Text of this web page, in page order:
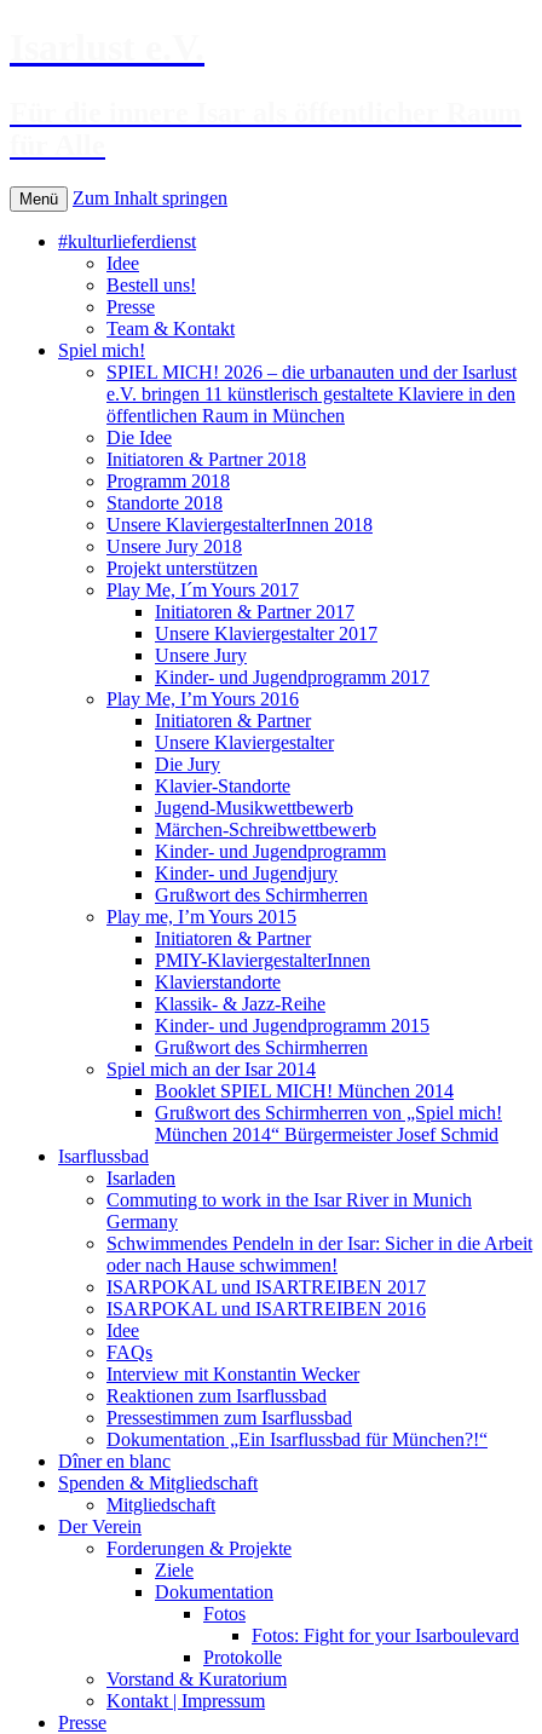
Menü Zum Inhalt springen
#kulturlieferdienst
Idee
Bestell uns!
Presse
Team & Kontakt
Spiel mich!
SPIEL MICH! 2026 – die urbanauten und der Isarlust
e.V. bringen 11 künstlerisch gestaltete Klaviere in den
öffentlichen Raum in München
Die Idee
Initiatoren & Partner 2018
Programm 2018
Standorte 2018
Unsere KlaviergestalterInnen 2018
Unsere Jury 2018
Projekt unterstützen
Play Me, I´m Yours 2017
Initiatoren & Partner 2017
Unsere Klaviergestalter 2017
Unsere Jury
Kinder- und Jugendprogramm 2017
Play Me, I’m Yours 2016
Initiatoren & Partner
Unsere Klaviergestalter
Die Jury
Klavier-Standorte
Jugend-Musikwettbewerb
Märchen-Schreibwettbewerb
Kinder- und Jugendprogramm
Kinder- und Jugendjury
Grußwort des Schirmherren
Play me, I’m Yours 2015
Initiatoren & Partner
PMIY-KlaviergestalterInnen
Klavierstandorte
Klassik- & Jazz-Reihe
Kinder- und Jugendprogramm 2015
Grußwort des Schirmherren
Spiel mich an der Isar 2014
Booklet SPIEL MICH! München 2014
Grußwort des Schirmherren von „Spiel mich!
München 2014“ Bürgermeister Josef Schmid
Isarflussbad
Isarladen
Commuting to work in the Isar River in Munich
Germany
Schwimmendes Pendeln in der Isar: Sicher in die Arbeit
oder nach Hause schwimmen!
ISARPOKAL und ISARTREIBEN 2017
ISARPOKAL und ISARTREIBEN 2016
Idee
FAQs
Interview mit Konstantin Wecker
Reaktionen zum Isarflussbad
Pressestimmen zum Isarflussbad
Dokumentation „Ein Isarflussbad für München?!“
Dîner en blanc
Spenden & Mitgliedschaft
Mitgliedschaft
Der Verein
Forderungen & Projekte
Ziele
Dokumentation
Fotos
Fotos: Fight for your Isarboulevard
Protokolle
Vorstand & Kuratorium
Kontakt | Impressum
Presse